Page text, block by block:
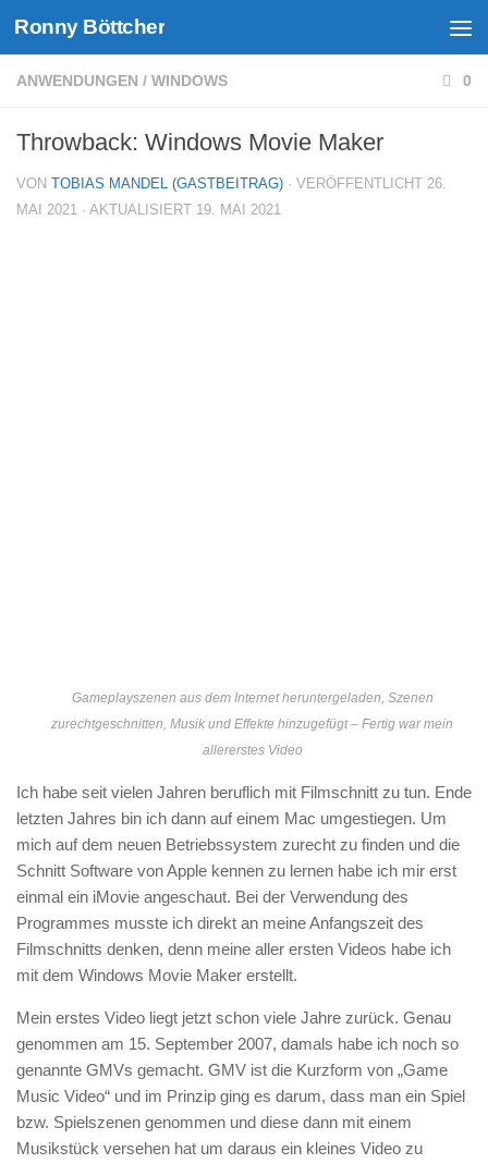
Unter dem Inhalt
Ronny Böttcher
ANWENDUNGEN / WINDOWS 0
Throwback: Windows Movie Maker
VON TOBIAS MANDEL (GASTBEITRAG) · VERÖFFENTLICHT 26.
MAI 2021 · AKTUALISIERT 19. MAI 2021
Gameplayszenen aus dem Internet heruntergeladen, Szenen
zurechtgeschnitten, Musik und Effekte hinzugefügt – Fertig war mein
allererstes Video
Ich habe seit vielen Jahren beruflich mit Filmschnitt zu tun. Ende
letzten Jahres bin ich dann auf einem Mac umgestiegen. Um
mich auf dem neuen Betriebssystem zurecht zu finden und die
Schnitt Software von Apple kennen zu lernen habe ich mir erst
einmal ein iMovie angeschaut. Bei der Verwendung des
Programmes musste ich direkt an meine Anfangszeit des
Filmschnitts denken, denn meine aller ersten Videos habe ich
mit dem Windows Movie Maker erstellt.
Mein erstes Video liegt jetzt schon viele Jahre zurück. Genau
genommen am 15. September 2007, damals habe ich noch so
genannte GMVs gemacht. GMV ist die Kurzform von „Game
Music Video“ und im Prinzip ging es darum, dass man ein Spiel
bzw. Spielszenen genommen und diese dann mit einem
Musikstück versehen hat um daraus ein kleines Video zu